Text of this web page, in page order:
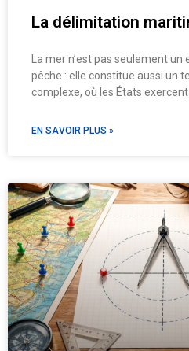
La délimitation
La mer n’est pas seulement
pêche : elle constitue aussi un
complexe, où les États
EN SAVOIR PLUS »